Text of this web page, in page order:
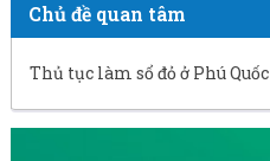
Chủ đề quan tâm
Thủ tục làm sổ đỏ ở Phú Quốc